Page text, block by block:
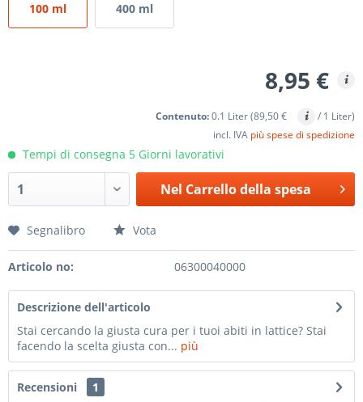
100 ml 400 ml
8,95 €
Contenuto:0.1 Liter (89,50 €
/ 1 Liter)
incl. IVA più spese di spedizione
Tempi di consegna 5 Giorni lavorativi
Nel Carrello della spesa
Segnalibro Vota
Articolo no: 06300040000
Descrizione dell'articolo
Stai cercando la giusta cura per i tuoi abiti in lattice? Stai
facendo la scelta giusta con... più
Recensioni
1